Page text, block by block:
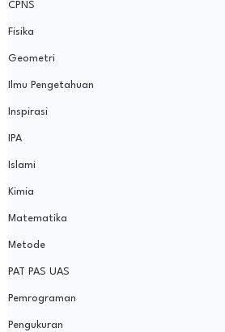
CPNS
Fisika
Geometri
Ilmu Pengetahuan
Inspirasi
IPA
Islami
Kimia
Matematika
Metode
PAT PAS UAS
Pemrograman
Pengukuran